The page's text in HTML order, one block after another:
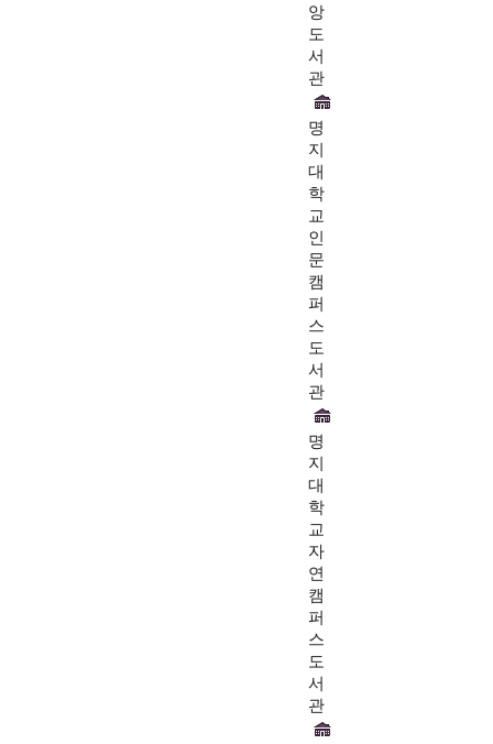
앙
도
서
관
명
지
대
학
교
인
문
캠
퍼
스
도
서
관
명
지
대
학
교
자
연
캠
퍼
스
도
서
관